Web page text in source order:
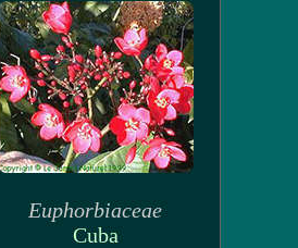
Euphorbiaceae
Cuba